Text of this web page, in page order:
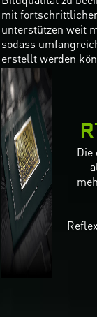
mit
unterstützen weit
sodass
erstellt werden
Die